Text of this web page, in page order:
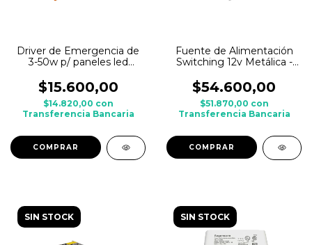
Driver de Emergencia de
3-50w p/ paneles led
$15.600,00
$14.820,00 con
Transferencia Bancaria
Fuente de Alimentación
Switching 12v Metálica -
$54.600,00
$51.870,00 con
Transferencia Bancaria
SIN STOCK SIN STOCK